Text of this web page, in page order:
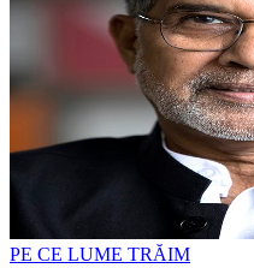
PE CE LUME TRĂIM